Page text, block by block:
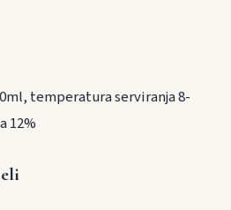
temperatura serviranja 8-
12%